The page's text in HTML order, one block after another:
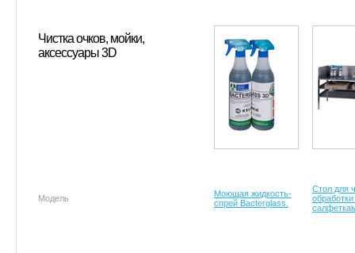
Чистка очков, мойки,
аксессуары 3D
Модель
Моющая жидкость-
спрей Bacterglass.
Стол для